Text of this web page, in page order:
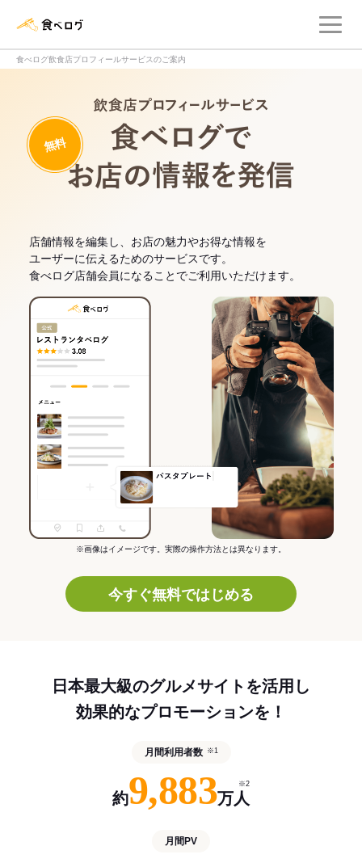
食べログ飲食店プロフィールサービスのご案内
無料
店舗情報を編集し、お店の魅力やお得な情報を
ユーザーに伝えるためのサービスです。
食べログ店舗会員になることでご利用いただけます。
※画像はイメージです。実際の操作方法とは異なります。
今すぐ無料ではじめる
日本最大級のグルメサイトを活用し
効果的なプロモーションを！
月間利用者数 ※1
約9,883万人
※2
月間PV